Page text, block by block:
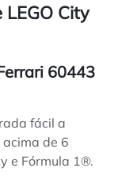
City
60443
fácil a
de 6
e Fórmula 1®.